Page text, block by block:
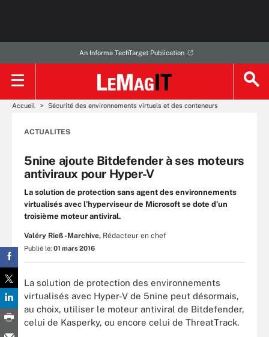
An Informa TechTarget Publication
Accueil Sécurité des environnements virtuels et des conteneurs
ACTUALITES
5nine ajoute Bitdefender à ses moteurs
antiviraux pour Hyper-V
La solution de protection sans agent des environnements
virtualisés avec l’hyperviseur de Microsoft se dote d’un
troisième moteur antiviral.
Valéry Rieß-Marchive, Rédacteur en chef
Publié le: 01 mars 2016
La solution de protection des environnements
virtualisés avec Hyper-V de 5nine peut désormais,
au choix, utiliser le moteur antiviral de Bitdefender,
celui de Kasperky, ou encore celui de ThreatTrack.